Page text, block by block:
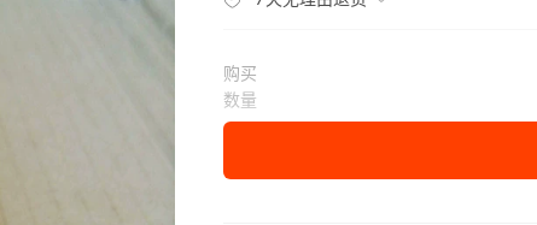
购买
数量